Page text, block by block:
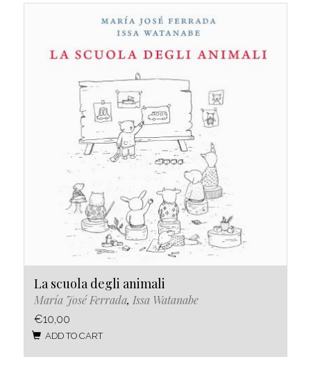
La scuola degli animali
María José Ferrada, Issa Watanabe
€10,00
ADD TO CART